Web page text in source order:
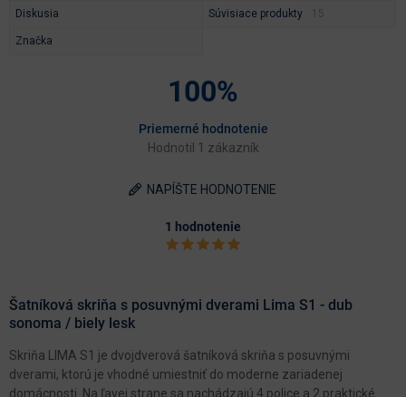
Diskusia Súvisiace produkty
Značka
100%
Priemerné hodnotenie
Hodnotil 1 zákazník
NAPÍŠTE HODNOTENIE
1 hodnotenie
Šatníková skriňa s posuvnými dverami Lima S1 - dub
sonoma / biely lesk
Skriňa LIMA S1 je dvojdverová šatníková skriňa s posuvnými
dverami, ktorú je vhodné umiestniť do moderne zariadenej
domácnosti. Na ľavej strane sa nachádzajú 4 police a 2 praktické